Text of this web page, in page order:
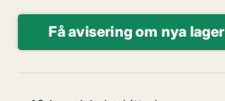
Få avisering om nya